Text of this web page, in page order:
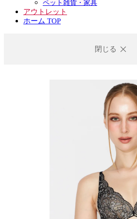
ペット雑貨・家具
アウトレット
ホーム TOP
閉じる